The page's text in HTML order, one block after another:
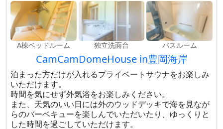
A棟ベッドルーム 独立洗面台 バスルーム
CamCamDomeHouse in豊岡海岸
泊まった方だけが入れるプライベートサウナをお楽しみ
いただけます。
時間を気にせず外気浴をお楽しみください。
また、天気のいい日には外のウッドデッキで海を見なが
らのバーベキューを楽しんでいただいたり、ゆっくりと
した時間を過ごしていただけます。